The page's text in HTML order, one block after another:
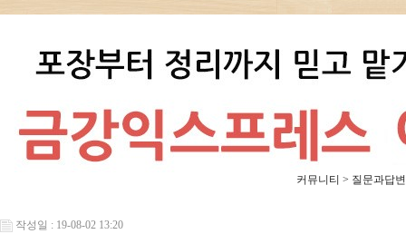
커뮤니티 > 질문과답변
작성일 : 19-08-02 13:20